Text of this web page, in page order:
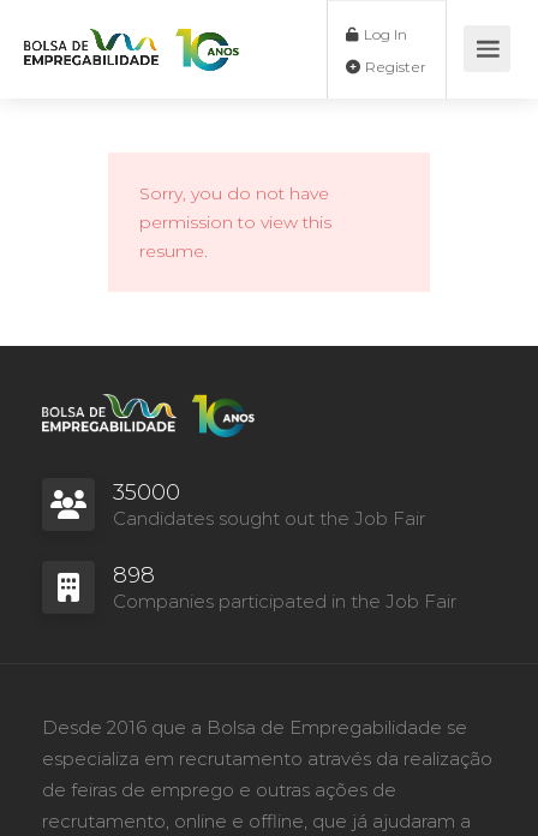
Log In
Sorry, you do not have
permission to view this
resume.
35000
Candidates sought out the Job Fair
898
Companies participated in the Job Fair
Desde 2016 que a Bolsa de Empregabilidade se
especializa em recrutamento através da realização
de feiras de emprego e outras ações de
recrutamento, online e offline, que já ajudaram a